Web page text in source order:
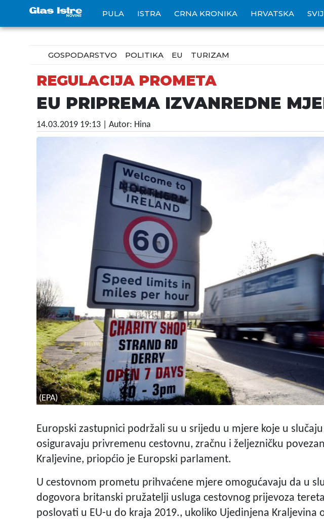
PULA ISTRA CRNA KRONIKA HRVATSKA
GOSPODARSTVO POLITIKA EU TURIZAM
REGULACIJA PROMETA
EU PRIPREMA IZVANREDNE
14.03.2019 19:13 | Autor: Hina
(EPA)
Europski zastupnici podržali su u srijedu u mjere koje u
osiguravaju privremenu cestovnu, zračnu i željezničku
Kraljevine, priopćio je Europski parlament.
U cestovnom prometu prihvaćene mjere omogućavaju da u
dogovora britanski pružatelji usluga cestovnog prijevoza
poslovati u EU-u do kraja 2019., ukoliko Ujedinjena Kraljevina